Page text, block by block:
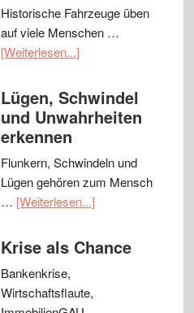
Historische Fahrzeuge üben
auf viele Menschen …
[Weiterlesen...]
Lügen, Schwindel
und Unwahrheiten
erkennen
Flunkern, Schwindeln und
Lügen gehören zum Mensch
… [Weiterlesen...]
Krise als Chance
Bankenkrise,
Wirtschaftsflaute,